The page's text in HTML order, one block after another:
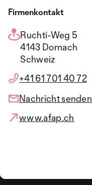
Firmenkontakt
Ruchti-Weg 5
4143 Dornach
Schweiz
+41 61 701 40 72
Nachricht senden
www.afap.ch